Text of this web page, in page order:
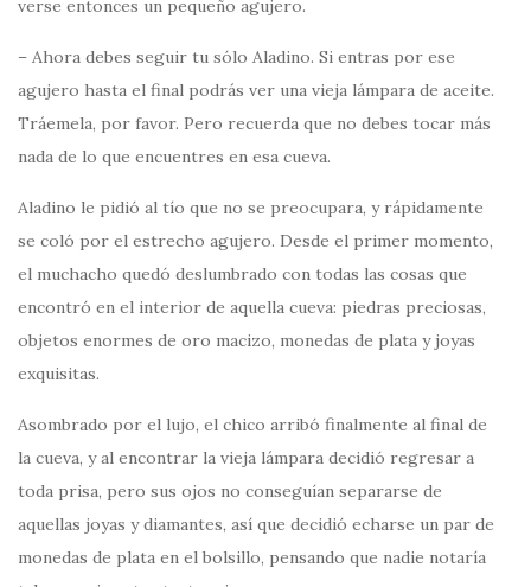
verse entonces un pequeño agujero.
– Ahora debes seguir tu sólo Aladino. Si entras por ese
agujero hasta el final podrás ver una vieja lámpara de aceite.
Tráemela, por favor. Pero recuerda que no debes tocar más
nada de lo que encuentres en esa cueva.
Aladino le pidió al tío que no se preocupara, y rápidamente
se coló por el estrecho agujero. Desde el primer momento,
el muchacho quedó deslumbrado con todas las cosas que
encontró en el interior de aquella cueva: piedras preciosas,
objetos enormes de oro macizo, monedas de plata y joyas
exquisitas.
Asombrado por el lujo, el chico arribó finalmente al final de
la cueva, y al encontrar la vieja lámpara decidió regresar a
toda prisa, pero sus ojos no conseguían separarse de
aquellas joyas y diamantes, así que decidió echarse un par de
monedas de plata en el bolsillo, pensando que nadie notaría